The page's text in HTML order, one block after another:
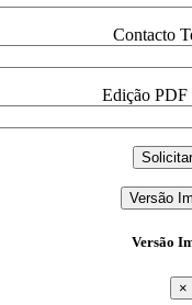
Contacto
Edição PDF
Versão
Versão
×